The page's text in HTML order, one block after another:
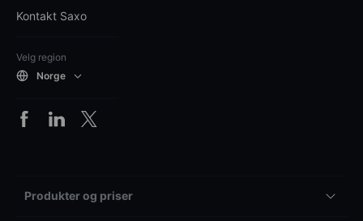
Kontakt Saxo
Velg region
Norge
Produkter og priser